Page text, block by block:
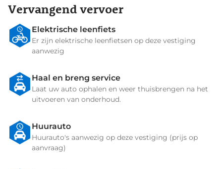
Vervangend vervoer
Elektrische leenfiets
Er zijn elektrische leenfietsen op deze vestiging
aanwezig
Haal en breng service
Laat uw auto ophalen en weer thuisbrengen na het
uitvoeren van onderhoud.
Huurauto
Huurauto's aanwezig op deze vestiging (prijs op
aanvraag)